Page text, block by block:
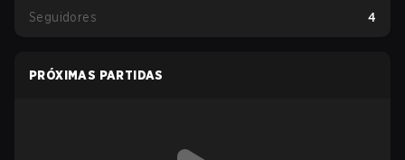
Seguidores 4
PRÓXIMAS PARTIDAS